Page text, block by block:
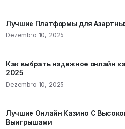
Лучшие Платформы для
Dezembro 10, 2025
Как выбрать надежное онлайн
2025
Dezembro 10, 2025
Лучшие Онлайн Казино С
Выигрышами